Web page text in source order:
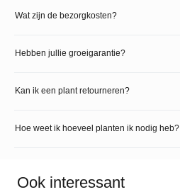
Wat zijn de bezorgkosten?
Hebben jullie groeigarantie?
Kan ik een plant retourneren?
Hoe weet ik hoeveel planten ik nodig heb?
Ook interessant